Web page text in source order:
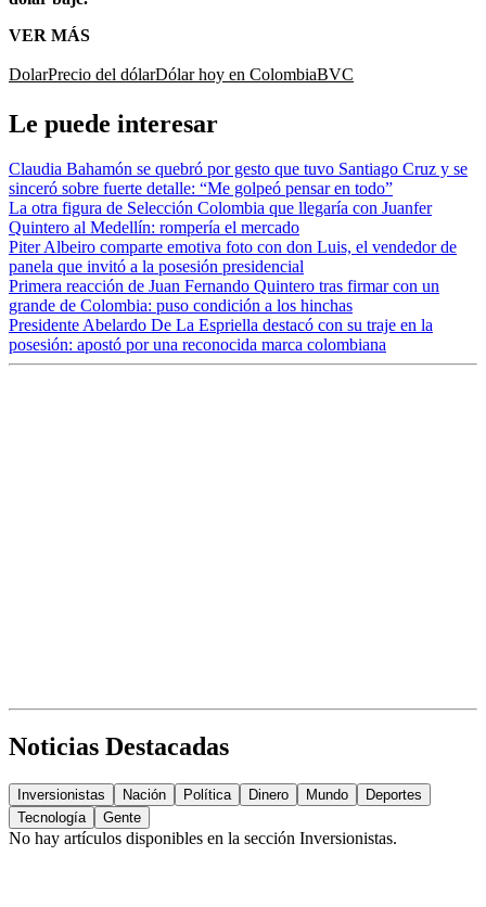
VER MÁS
DolarPrecio del dólarDólar hoy en ColombiaBVC
Le puede interesar
Claudia Bahamón se quebró por gesto que tuvo Santiago Cruz y se
sinceró sobre fuerte detalle: “Me golpeó pensar en todo”
La otra figura de Selección Colombia que llegaría con Juanfer
Quintero al Medellín: rompería el mercado
Piter Albeiro comparte emotiva foto con don Luis, el vendedor de
panela que invitó a la posesión presidencial
Primera reacción de Juan Fernando Quintero tras firmar con un
grande de Colombia: puso condición a los hinchas
Presidente Abelardo De La Espriella destacó con su traje en la
posesión: apostó por una reconocida marca colombiana
Noticias Destacadas
Inversionistas Nación Política Dinero Mundo
Deportes
Tecnología
Gente
No hay artículos disponibles en la sección Inversionistas.